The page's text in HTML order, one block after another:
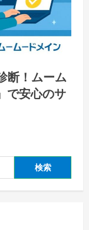
断！ムーム
で安心のサ